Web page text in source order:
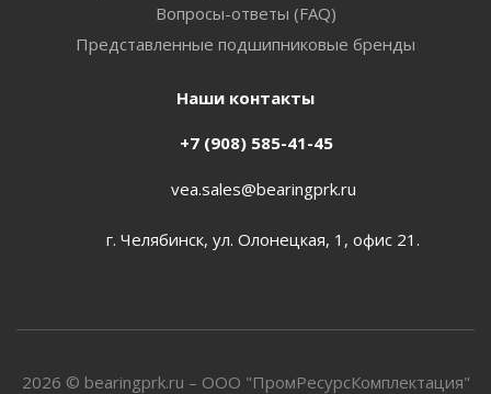
Вопросы-ответы (FAQ)
Представленные подшипниковые бренды
Наши контакты
+7 (908) 585-41-45
vea.sales@bearingprk.ru
г. Челябинск, ул. Олонецкая, 1, офис 21.
2026 © bearingprk.ru – ООО "ПромРесурсКомплектация"